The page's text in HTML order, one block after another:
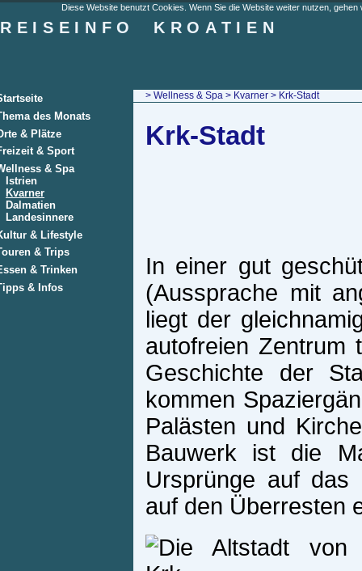
Diese Website benutzt Cookies. Wenn Sie die Website weiter nutzen,
REISEINFO KROATIEN
des Monats
& Plätze
& Sport
& Spa
Istrien
Kvarner
Dalmatien
Landesinnere
& Lifestyle
& Trips
& Trinken
& Infos
> Wellness & Spa > Kvarner > Krk-Stadt
Krk-Stadt
In einer gut
(Aussprache mit
liegt der
autofreien Zentrum
Geschichte der
kommen
Palästen und
Bauwerk ist die
Ursprünge auf das
auf den Überresten